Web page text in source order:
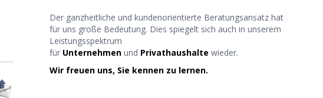
Der ganzheitliche und kundenorientierte Beratungsansatz hat
für uns große Bedeutung. Dies spiegelt sich auch in unserem
Leistungsspektrum
für Unternehmen und Privathaushalte wieder.
Wir freuen uns, Sie kennen zu lernen.